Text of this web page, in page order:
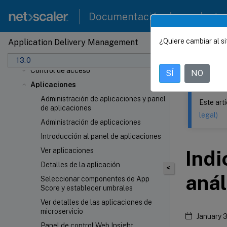
Documentación de
Application Delivery Management
13.0
Implementación
Actualizar
Autenticación
Control de acceso
Aplicaciones
Administración de aplicaciones y panel
de aplicaciones
Administración de aplicaciones
Introducción al panel de aplicaciones
Ver aplicaciones
Detalles de la aplicación
Seleccionar componentes de App
Score y establecer umbrales
Ver detalles de las aplicaciones de
microservicio
Este
<
Este
legal)
January
¿Quiere cambiar al
SÍ NO